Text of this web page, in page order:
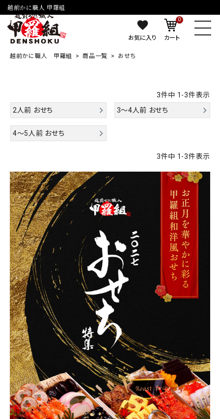
越前かに職人 甲羅組
お気に入り
0
カート
越前かに職人 甲羅組 商品一覧 おせち
3件中 1 -3件表示
2人前 おせち
3～4人前 おせち
4～5人前 おせち
3件中 1 -3件表示